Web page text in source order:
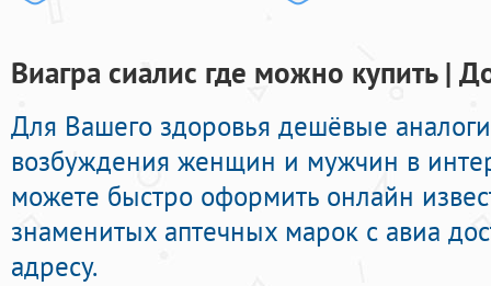
Виагра сиалис где можно купить |
Для Вашего здоровья дешёвые
возбуждения женщин и мужчин в
можете быстро оформить онлайн
знаменитых аптечных марок с авиа
адресу.